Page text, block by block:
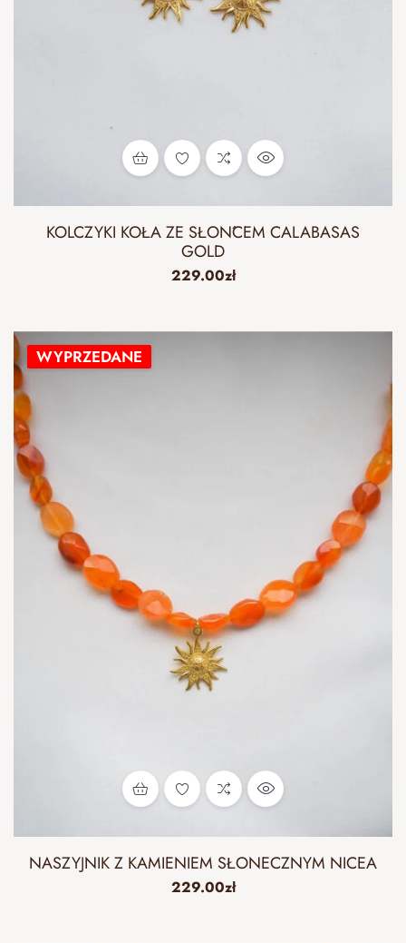
KOLCZYKI KOŁA ZE SŁOŃCEM CALABASAS
GOLD
229.00zł
WYPRZEDANE
NASZYJNIK Z KAMIENIEM SŁONECZNYM NICEA
229.00zł